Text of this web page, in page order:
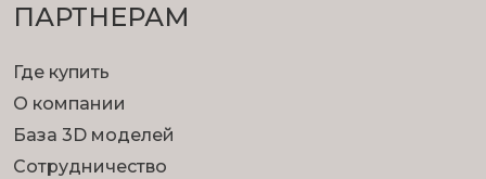
ПАРТНЕРАМ
Где купить
О компании
База 3D моделей
Сотрудничество